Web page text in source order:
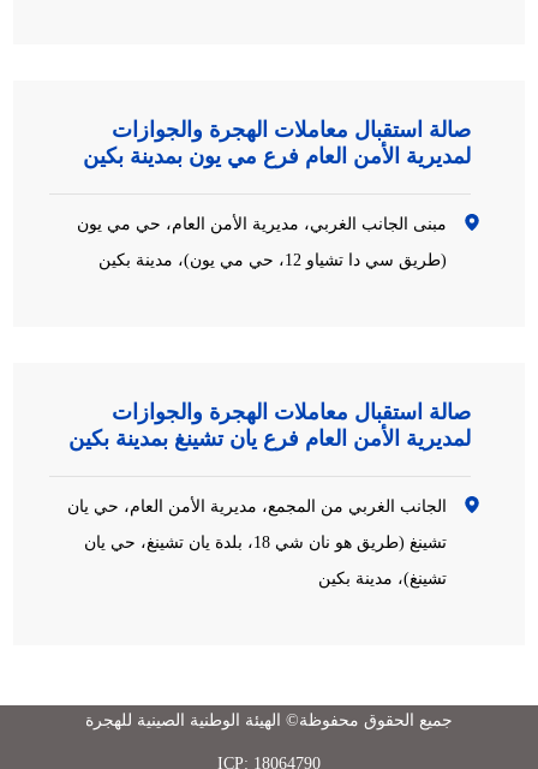
صالة استقبال معاملات الهجرة والجوازات
لمديرية الأمن العام فرع مي يون بمدينة بكين
مبنى الجانب الغربي، مديرية الأمن العام، حي مي يون
(طريق سي دا تشياو 12، حي مي يون)، مدينة بكين
صالة استقبال معاملات الهجرة والجوازات
لمديرية الأمن العام فرع يان تشينغ بمدينة بكين
الجانب الغربي من المجمع، مديرية الأمن العام، حي يان
تشينغ (طريق هو نان شي 18، بلدة يان تشينغ، حي يان
تشينغ)، مدينة بكين